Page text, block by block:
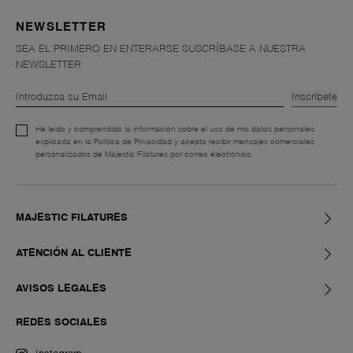
NEWSLETTER
SEA EL PRIMERO EN ENTERARSE SUSCRÍBASE A NUESTRA
NEWSLETTER
Inscríbete
He leído y comprendido la información sobre el uso de mis datos personales
explicada en la Política de Privacidad y acepto recibir mensajes comerciales
personalizados de Majestic Filatures por correo electrónico.
MAJESTIC FILATURES
ATENCIÓN AL CLIENTE
AVISOS LEGALES
REDES SOCIALES